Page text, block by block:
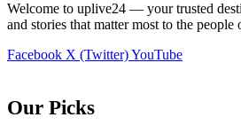
Welcome to uplive24 — your trusted
and stories that matter most to the people
Facebook X (Twitter)YouTube
Our Picks